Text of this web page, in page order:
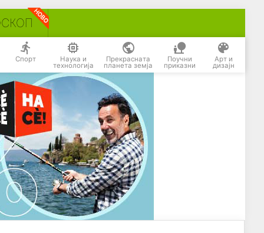
Спорт Наука и
технологија
Прекрасната
планета земја
Поучни
приказни
Арт и
дизајн